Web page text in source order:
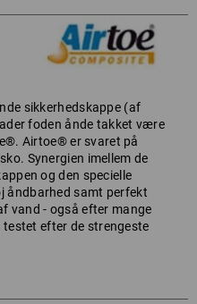
sikkerhedskappe (af
foden ånde takket være
Airtoe® er svaret på
Synergien imellem de
og den specielle
åndbarhed samt perfekt
vand - også efter mange
efter de strengeste